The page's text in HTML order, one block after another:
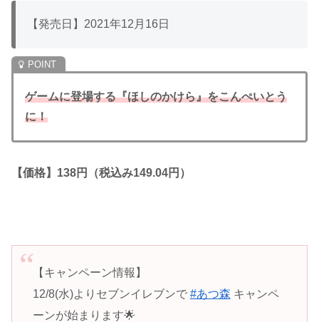
【発売日】2021年12月16日
ゲームに登場する『ほしのかけら』をこんぺいとう
に！
【価格】138円（税込み149.04円）
【キャンペーン情報】
12/8(水)よりセブンイレブンで #あつ森 キャンペ
ーンが始まります🌟